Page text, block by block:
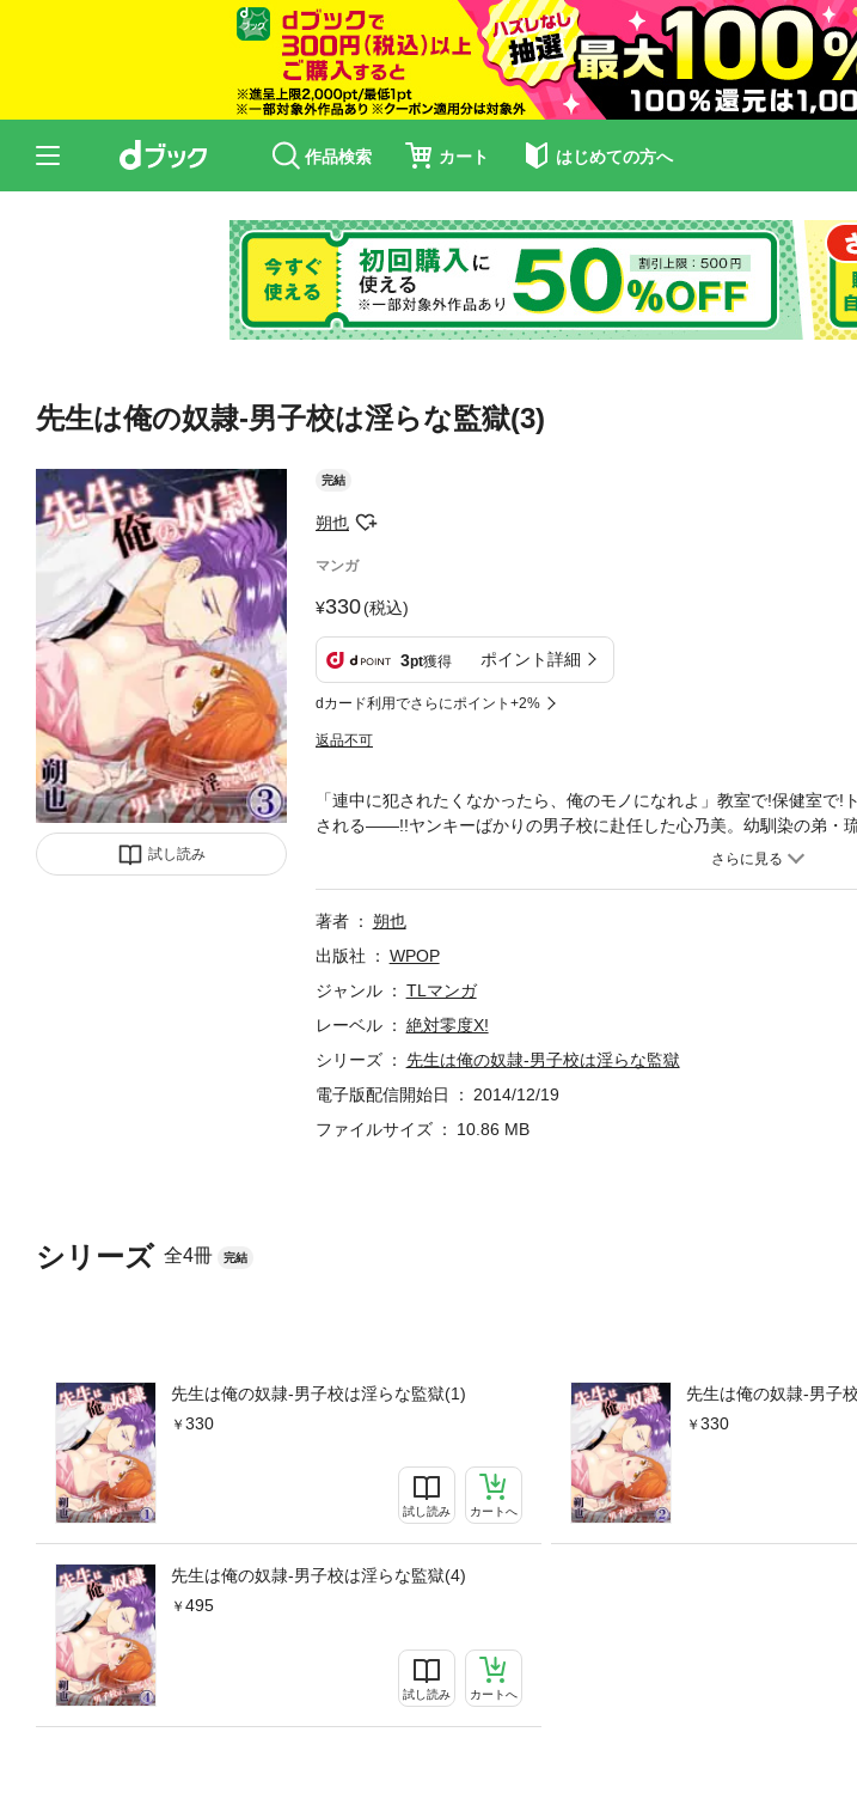
作品検索 カート はじめての方へ
先生は俺の奴隷-男子校は淫らな監獄(3)
試し読み
完結
朔也
マンガ
330(税込)
3pt獲得 ポイント詳細
dカード利用でさらにポイント+2%
返品不可
シリーズ 全4冊 完結
先生は俺の奴隷-男子校は淫らな監獄(1)
330
試し読み カートへ
先生は俺の奴隷-男子
330
先生は俺の奴隷-男子校は淫らな監獄(4)
495
試し読み カートへ
「連中に犯されたくなかったら、俺のモノになれよ」教室で!保健室で
される――!!ヤンキーばかりの男子校に赴任した心乃美。幼馴染の弟・
きて、順調だと思っていたのに…。肌と肌のぶつかる卑猥な音、官能
著者
朔也
出版社
WPOP
ジャンル
TLマンガ
レーベル
絶対零度X!
シリーズ
先生は俺の奴隷-男子校は淫らな監獄
電子版配信開始日
2014/12/19
ファイルサイズ
10.86 MB